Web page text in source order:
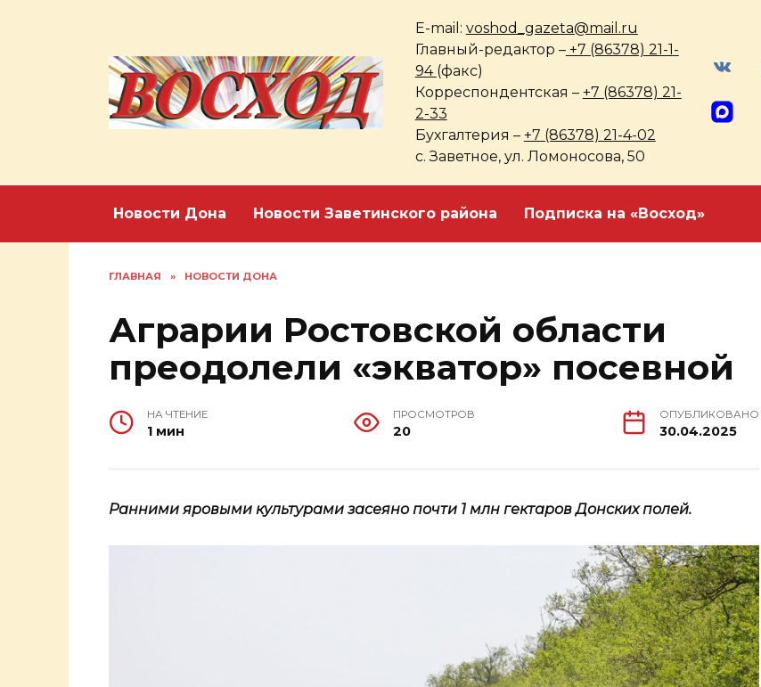
E-mail: voshod_gazeta@mail.ru
Главный-редактор –+7 (86378) 21-1-
94 (факс)
Корреспондентская – +7 (86378) 21-
2-33
Бухгалтерия – +7 (86378) 21-4-02
с. Заветное, ул. Ломоносова, 50
Новости Дона Новости Заветинского района Подписка на «Восход»
ГЛАВНАЯ » НОВОСТИ ДОНА
Аграрии Ростовской области
преодолели «экватор» посевной
НА ЧТЕНИЕ
1 мин
ПРОСМОТРОВ
20
ОПУБЛИКОВАНО
30.04.2025
Ранними яровыми культурами засеяно почти 1 млн гектаров Донских полей.